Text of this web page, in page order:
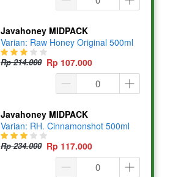
Javahoney MIDPACK
Varian: Raw Honey Original 500ml
Rp 214.000 Rp 107.000
Javahoney MIDPACK
Varian: RH. Cinnamonshot 500ml
Rp 234.000 Rp 117.000